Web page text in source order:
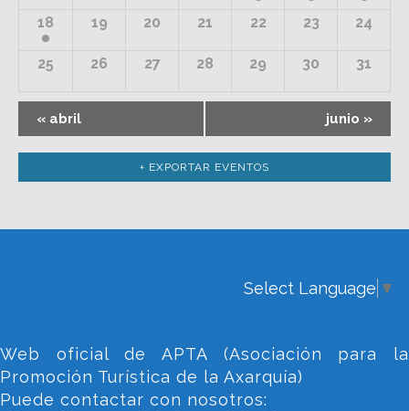
18 19 20 21 22 23 24
25 26 27 28 29 30 31
« abril junio »
+ EXPORTAR EVENTOS
Select Language ▼
Web oficial de APTA (Asociación para la
Promoción Turística de la Axarquía)
Puede contactar con nosotros: